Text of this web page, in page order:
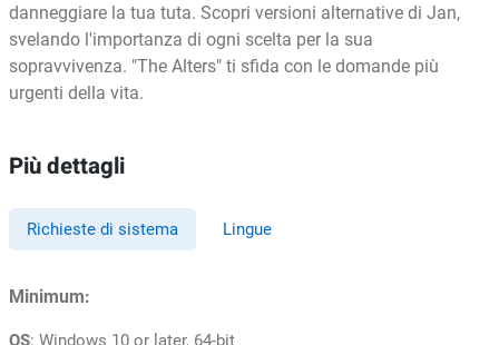
danneggiare la tua tuta. Scopri versioni alternative di Jan,
svelando l'importanza di ogni scelta per la sua
sopravvivenza. "The Alters" ti sfida con le domande più
urgenti della vita.
Più dettagli
Richieste di sistema Lingue
Minimum:
OS: Windows 10 or later, 64-bit